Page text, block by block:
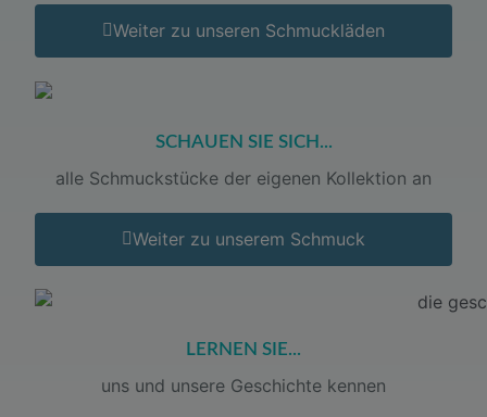
Weiter zu unseren Schmuckläden
SCHAUEN SIE SICH...
alle Schmuckstücke der eigenen Kollektion an
Weiter zu unserem Schmuck
LERNEN SIE...
uns und unsere Geschichte kennen